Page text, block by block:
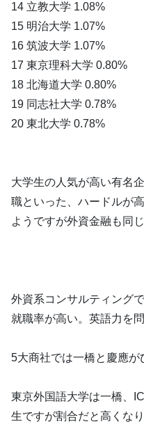
14 立教大学 1.08%
15 明治大学 1.07%
16 筑波大学 1.07%
17 東京理科大学 0.80%
18 北海道大学 0.80%
19 同志社大学 0.78%
20 東北大学 0.78%
大学生の人気が高い有名
職といった、ハードルが
ようですが外資金融も同
外資系コンサルティング
就職率が高い。英語力を
5大商社では一橋と慶應
東京外国語大学は一橋、
生ですが割合だと高くな